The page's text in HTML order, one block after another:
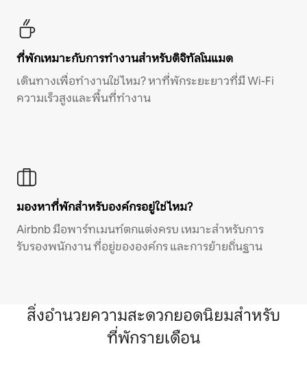
ที่พักเหมาะกับการทำงานสำหรับดิจิทัลโนแมด
เดินทางเพื่อทำงานใช่ไหม? หาที่พักระยะยาวที่มี Wi-Fi
ความเร็วสูงและพื้นที่ทำงาน
มองหาที่พักสำหรับองค์กรอยู่ใช่ไหม?
Airbnb มีอพาร์ทเมนท์ตกแต่งครบ เหมาะสำหรับการ
รับรองพนักงาน ที่อยู่ขององค์กร และการย้ายถิ่นฐาน
สิ่งอำนวยความสะดวกยอดนิยมสำหรับ
ที่พักรายเดือน